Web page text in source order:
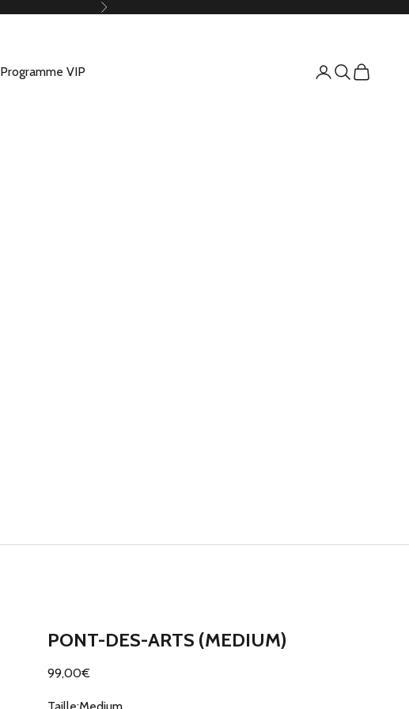
Suivant
Programme VIP Connexion
Recherche
Panier
PONT-DES-ARTS (MEDIUM)
Prix de vente
99,00€